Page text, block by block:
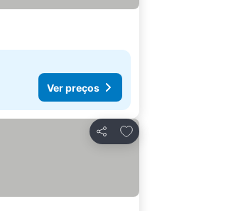
Ver preços
Partilhar
Adicionar aos favoritos